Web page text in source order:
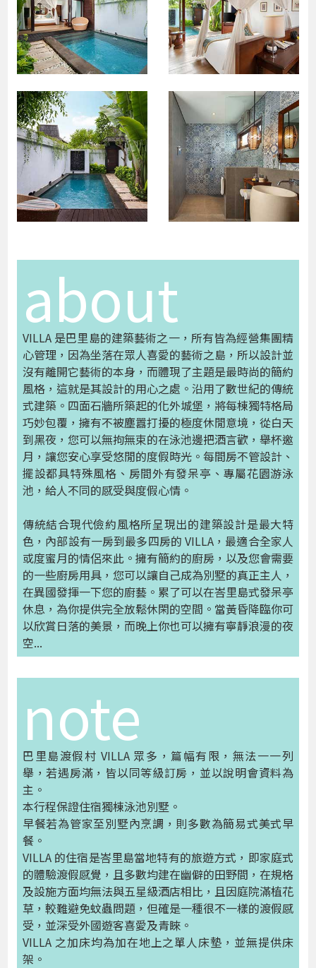
about
VILLA 是巴里島的建築藝術之一，所有皆為經營集團精
心管理，因為坐落在眾人喜愛的藝術之島，所以設計並
沒有離開它藝術的本身，而體現了主題是最時尚的簡約
風格，這就是其設計的用心之處。沿用了數世紀的傳統
式建築。四面石牆所築起的化外城堡，將每棟獨特格局
巧妙包覆，擁有不被塵囂打擾的極度休閒意境，從白天
到黑夜，您可以無拘無束的在泳池邊把酒言歡，舉杯邀
月，讓您安心享受悠閒的度假時光。每間房不管設計、
擺設都具特殊風格、房間外有發呆亭、專屬花園游泳
池，給人不同的感受與度假心情。
傳統結合現代儉約風格所呈現出的建築設計是最大特
色，內部設有一房到最多四房的 VILLA，最適合全家人
或度蜜月的情侶來此。擁有簡約的廚房，以及您會需要
的一些廚房用具，您可以讓自己成為別墅的真正主人，
在異國發揮一下您的廚藝。累了可以在峇里島式發呆亭
休息，為你提供完全放鬆休閑的空間。當黃昏降臨你可
以欣賞日落的美景，而晚上你也可以擁有寧靜浪漫的夜
空...
note
巴里島渡假村 VILLA 眾多，篇幅有限，無法一一列
舉，若遇房滿，皆以同等級訂房，並以說明會資料為
主。
本行程保證住宿獨棟泳池別墅。
早餐若為管家至別墅內烹調，則多數為簡易式美式早
餐。
VILLA 的住宿是峇里島當地特有的旅遊方式，即家庭式
的體驗渡假感覺，且多數均建在幽僻的田野間，在規格
及設施方面均無法與五星級酒店相比，且因庭院滿植花
草，較難避免蚊蟲問題，但確是一種很不一樣的渡假感
受，並深受外國遊客喜愛及青睞。
VILLA 之加床均為加在地上之單人床墊，並無提供床
架。